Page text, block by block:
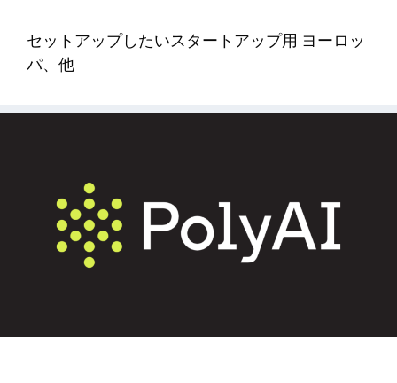
セットアップしたいスタートアップ用 ヨーロッ
パ、他